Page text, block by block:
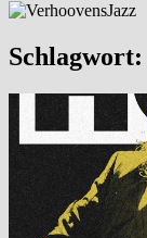
Schlagwort: